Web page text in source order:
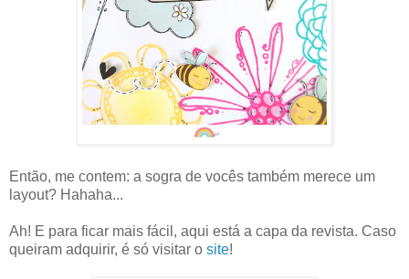
Então, me contem: a sogra de vocês também merece um
layout? Hahaha...
Ah! E para ficar mais fácil, aqui está a capa da revista. Caso
queiram adquirir, é só visitar o site!